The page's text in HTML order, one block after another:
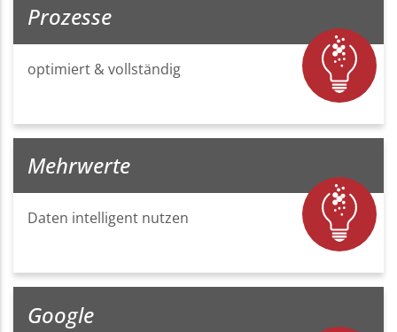
Prozesse
optimiert & vollständig
Mehrwerte
Daten intelligent nutzen
Google